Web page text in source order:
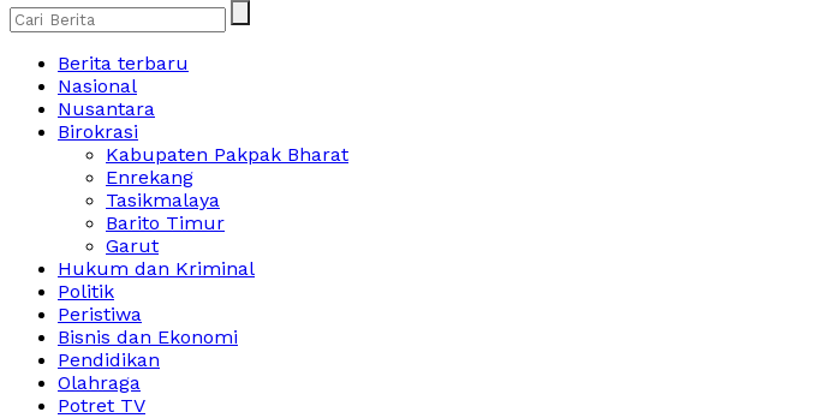
Berita terbaru
Nasional
Nusantara
Birokrasi
Kabupaten Pakpak Bharat
Enrekang
Tasikmalaya
Barito Timur
Garut
Hukum dan Kriminal
Politik
Peristiwa
Bisnis dan Ekonomi
Pendidikan
Olahraga
Potret TV